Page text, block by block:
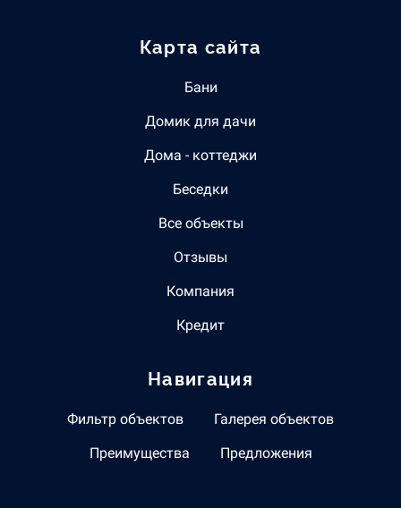
Карта сайта
Бани
Домик для дачи
Дома - коттеджи
Беседки
Все объекты
Отзывы
Компания
Кредит
Навигация
Фильтр объектов
Галерея объектов
Преимущества
Предложения